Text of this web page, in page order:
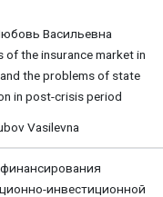
Васильевна
of the insurance market in
the problems of state
in post-crisis period
Vasilevna
инвестиционной